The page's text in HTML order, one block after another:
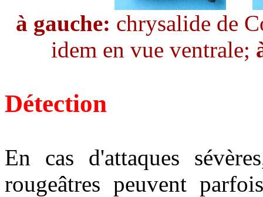
à gauche: chrysalide de
idem en vue ventrale;
Détection
En cas d'attaques
rougeâtres peuvent